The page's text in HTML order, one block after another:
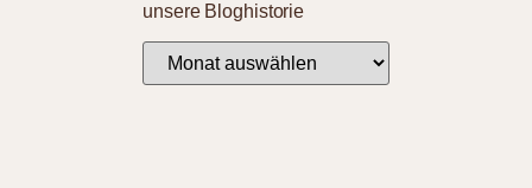
unsere Bloghistorie